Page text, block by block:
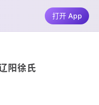
阳徐氏
打开 App